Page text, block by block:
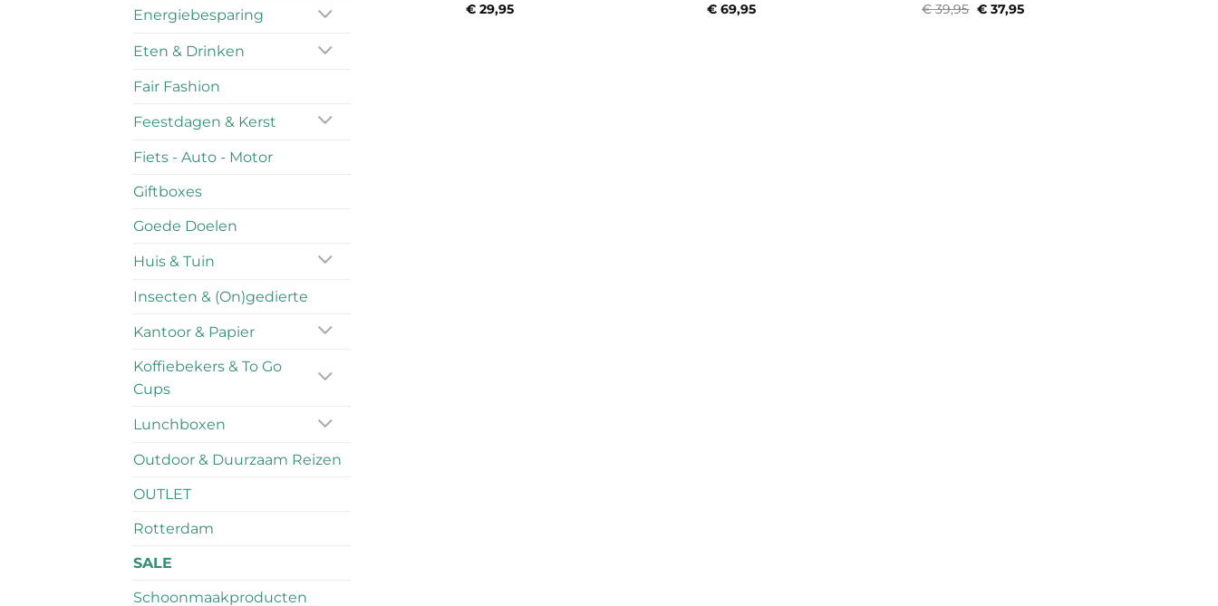
Energiebesparing
Eten & Drinken
Fair Fashion
Feestdagen & Kerst
Fiets - Auto - Motor
Giftboxes
Goede Doelen
Huis & Tuin
Insecten & (On)gedierte
Kantoor & Papier
Koffiebekers & To Go
Cups
Lunchboxen
Outdoor & Duurzaam Reizen
OUTLET
Rotterdam
SALE
Schoonmaakproducten
€29,95 €69,95
€39,95 Oorspronkelijke
€37,95Huidige